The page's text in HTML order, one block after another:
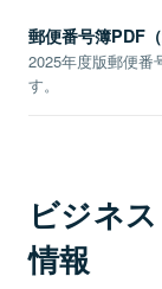
郵便番号簿PDF
2025年度版郵便番
す。
ビジネ
情報